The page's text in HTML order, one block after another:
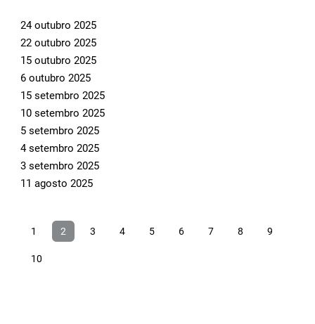
24 outubro 2025
22 outubro 2025
15 outubro 2025
6 outubro 2025
15 setembro 2025
10 setembro 2025
5 setembro 2025
4 setembro 2025
3 setembro 2025
11 agosto 2025
1 2 3 4 5 6 7 8 9
10